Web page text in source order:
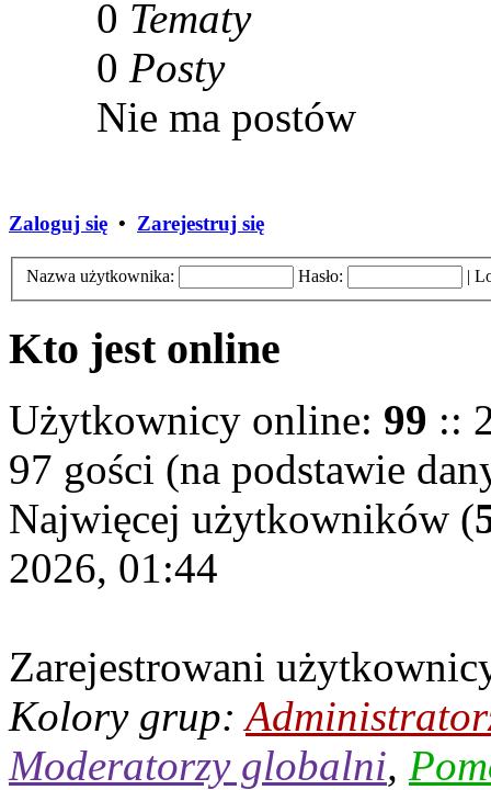
0 Tematy
0 Posty
Nie ma postów
Zaloguj się • Zarejestruj się
Nazwa użytkownika: Hasło: |
Kto jest online
Użytkownicy online: 99 ::
97 gości (na podstawie
Najwięcej użytkowników (
2026, 01:44
Zarejestrowani
Kolory grup:
Moderatorzy globalni,